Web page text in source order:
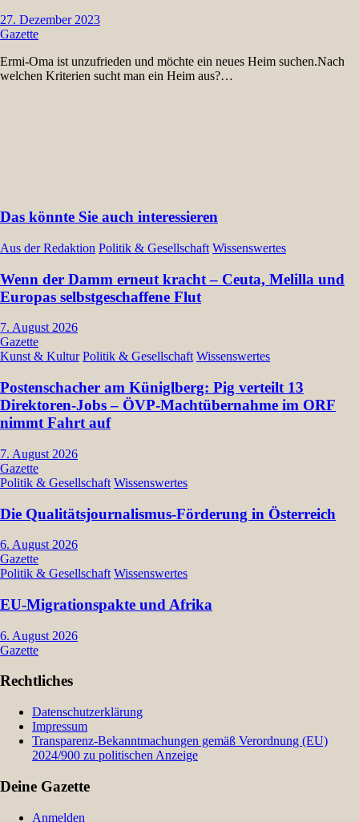
27. Dezember 2023
Gazette
Ermi-Oma ist unzufrieden und möchte ein neues Heim suchen.Nach
welchen Kriterien sucht man ein Heim aus?…
Das könnte Sie auch interessieren
Aus der Redaktion Politik & Gesellschaft Wissenswertes
Wenn der Damm erneut kracht – Ceuta, Melilla und
Europas selbstgeschaffene Flut
7. August 2026
Gazette
Kunst & Kultur Politik & Gesellschaft Wissenswertes
Postenschacher am Küniglberg: Pig verteilt 13
Direktoren-Jobs – ÖVP-Machtübernahme im ORF
nimmt Fahrt auf
7. August 2026
Gazette
Politik & Gesellschaft Wissenswertes
Die Qualitätsjournalismus-Förderung in Österreich
6. August 2026
Gazette
Politik & Gesellschaft Wissenswertes
EU-Migrationspakte und Afrika
6. August 2026
Gazette
Rechtliches
Datenschutzerklärung
Impressum
Transparenz-Bekanntmachungen gemäß Verordnung (EU)
2024/900 zu politischen Anzeige
Deine Gazette
Anmelden